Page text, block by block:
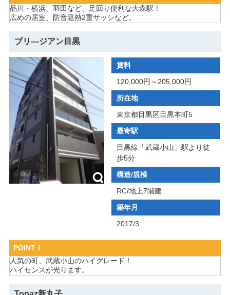
品川・横浜、羽田など、足回り便利な大森駅！
広めの居室、防音遮熱2重サッシなど。
ブリ―ジアン目黒
賃料
120,000円～205,000円
所在地
東京都目黒区目黒本町5
最寄駅
目黒線「武蔵小山」駅より徒
歩5分
構造/規模
RC/地上7階建
築年月
2017/3
POINT！
人気の町、武蔵小山のハイグレード！
ハイセンスが光ります。